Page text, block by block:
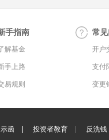
手指南
解基金
手上路
易规则
常
开户
支付
变更
函 | 投资者教育 | 反洗钱